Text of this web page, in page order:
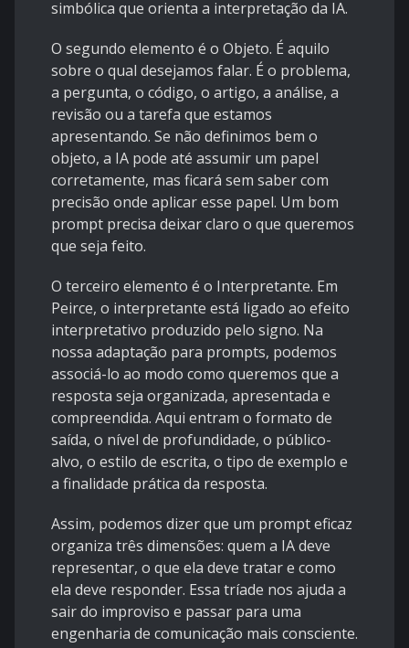
simbólica que orienta a interpretação da IA.
O segundo elemento é o Objeto. É aquilo
sobre o qual desejamos falar. É o problema,
a pergunta, o código, o artigo, a análise, a
revisão ou a tarefa que estamos
apresentando. Se não definimos bem o
objeto, a IA pode até assumir um papel
corretamente, mas ficará sem saber com
precisão onde aplicar esse papel. Um bom
prompt precisa deixar claro o que queremos
que seja feito.
O terceiro elemento é o Interpretante. Em
Peirce, o interpretante está ligado ao efeito
interpretativo produzido pelo signo. Na
nossa adaptação para prompts, podemos
associá-lo ao modo como queremos que a
resposta seja organizada, apresentada e
compreendida. Aqui entram o formato de
saída, o nível de profundidade, o público-
alvo, o estilo de escrita, o tipo de exemplo e
a finalidade prática da resposta.
Assim, podemos dizer que um prompt eficaz
organiza três dimensões: quem a IA deve
representar, o que ela deve tratar e como
ela deve responder. Essa tríade nos ajuda a
sair do improviso e passar para uma
engenharia de comunicação mais consciente.